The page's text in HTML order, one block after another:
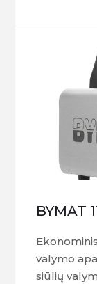
BYMAT
valymo
siūlių